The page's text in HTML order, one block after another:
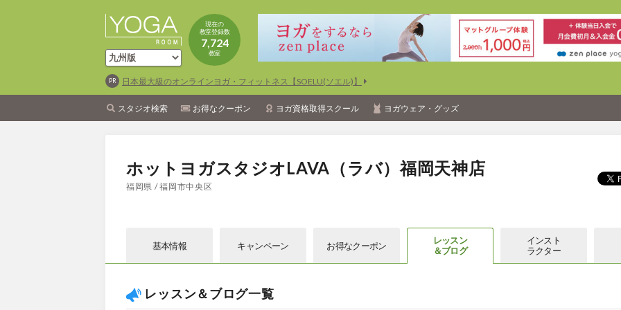
現在の
教室登録数
7,724
教室
日本最大級のオンラインヨガ・フィットネス【SOELU(ソエル)】
スタジオ検索 お得なクーポン ヨガ資格取得スクール ヨガウェア・グッズ
ホットヨガスタジオLAVA（ラバ）福岡天神店
福岡県 / 福岡市中央区
基本情報 キャンペーン お得なクーポン
レッスン
＆ブログ
インスト
ラクター
レッスン＆ブログ一覧